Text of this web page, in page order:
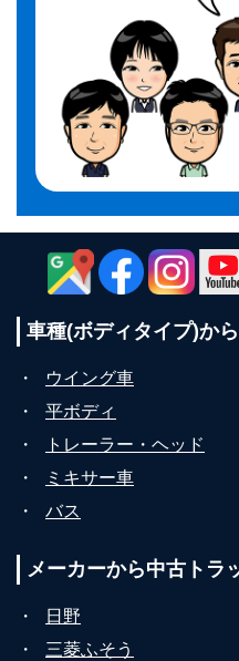
車種(ボディタイプ)から
・ ウイング車
・
平ボディ
・
トレーラー・ヘッド
・
ミキサー車
・
バス
メーカーから中古トラ
・ 日野
・
三菱ふそう